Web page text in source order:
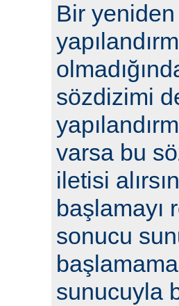
Bir
sözdizimi
varsa bu
iletisi
başlamayı
sonucu
sunucuyla